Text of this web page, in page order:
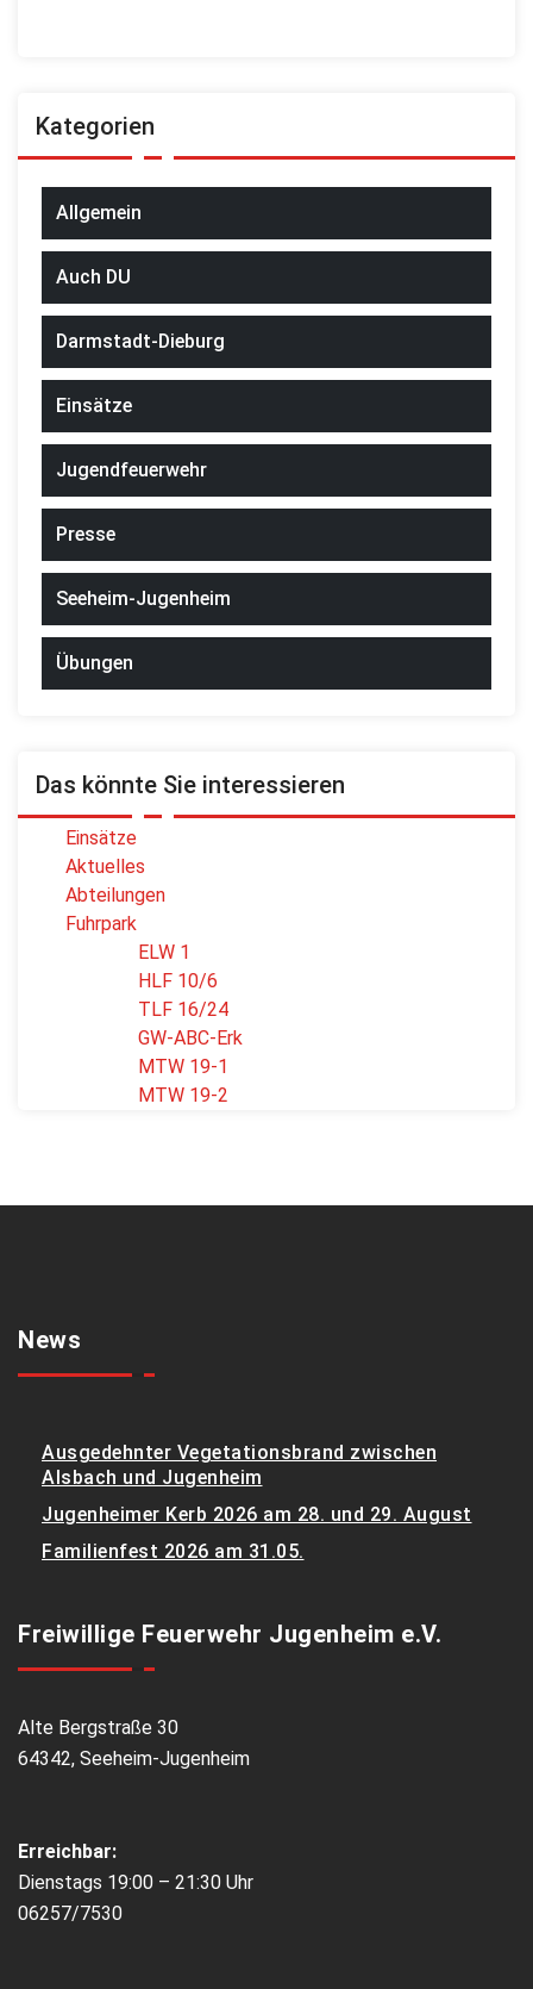
Kategorien
Allgemein
Auch DU
Darmstadt-Dieburg
Einsätze
Jugendfeuerwehr
Presse
Seeheim-Jugenheim
Übungen
Das könnte Sie interessieren
Einsätze
Aktuelles
Abteilungen
Fuhrpark
ELW 1
HLF 10/6
TLF 16/24
GW-ABC-Erk
MTW 19-1
MTW 19-2
News
Ausgedehnter Vegetationsbrand zwischen
Alsbach und Jugenheim
Jugenheimer Kerb 2026 am 28. und 29. August
Familienfest 2026 am 31.05.
Freiwillige Feuerwehr Jugenheim e.V.
Alte Bergstraße 30
64342, Seeheim-Jugenheim
Erreichbar:
Dienstags 19:00 – 21:30 Uhr
06257/7530